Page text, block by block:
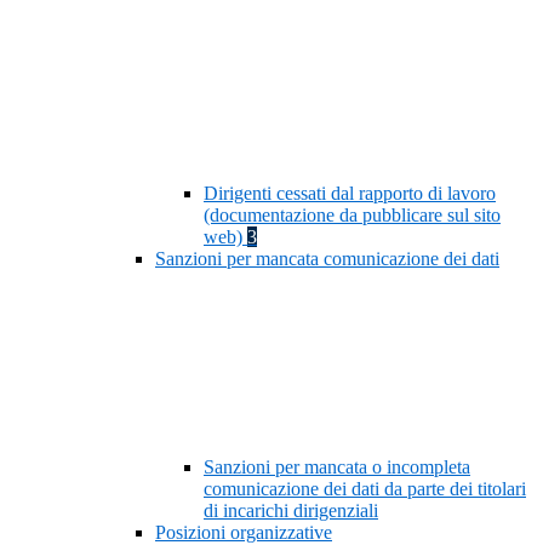
Dirigenti cessati dal rapporto di lavoro
(documentazione da pubblicare sul sito
web) 3
Sanzioni per mancata comunicazione dei dati
Sanzioni per mancata o incompleta
comunicazione dei dati da parte dei titolari
di incarichi dirigenziali
Posizioni organizzative